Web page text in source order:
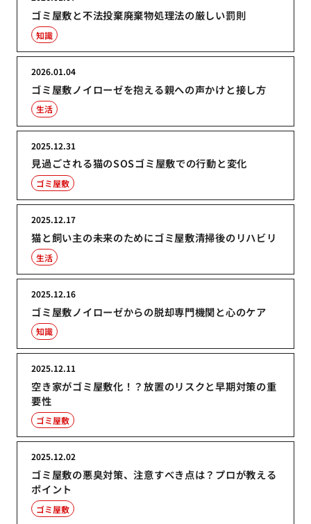
ゴミ屋敷と不法投棄廃棄物処理法の厳しい罰則
知識
ゴミ屋敷ノイローゼを抱える親への声かけと接し方
2026.01.04
生活
見過ごされる猫のSOSゴミ屋敷での行動と変化
2025.12.31
ゴミ屋敷
猫と飼い主の未来のためにゴミ屋敷清掃後のリハビリ
2025.12.17
生活
ゴミ屋敷ノイローゼからの脱却専門機関と心のケア
2025.12.16
知識
空き家がゴミ屋敷化！？放置のリスクと早期対策の重
要性
2025.12.11
ゴミ屋敷
ゴミ屋敷の悪臭対策、注意すべき点は？プロが教える
ポイント
2025.12.02
ゴミ屋敷